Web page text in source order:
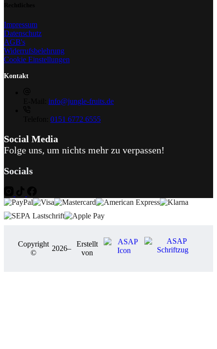
Impressum
Datenschutz
AGB's
Widerrufsbelehrung
Cookie Einstellungen
Kontakt
info@jungle-fruits.de
0151 6772 6555
Social Media
Folge uns, um nichts mehr zu verpassen!
Socials
Copyright
©
2026–
Erstellt
von